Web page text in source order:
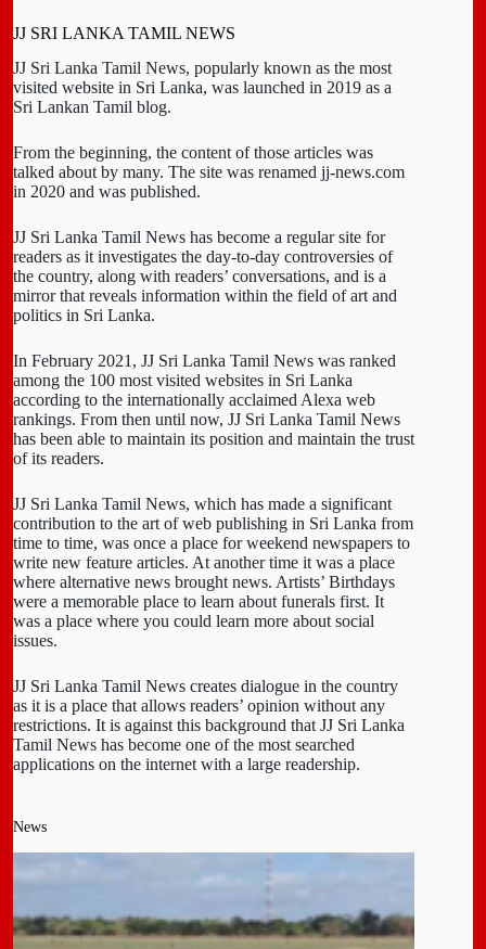
JJ SRI LANKA TAMIL NEWS
JJ Sri Lanka Tamil News, popularly known as the most
visited website in Sri Lanka, was launched in 2019 as a
Sri Lankan Tamil blog.
From the beginning, the content of those articles was
talked about by many. The site was renamed jj-news.com
in 2020 and was published.
JJ Sri Lanka Tamil News has become a regular site for
readers as it investigates the day-to-day controversies of
the country, along with readers’ conversations, and is a
mirror that reveals information within the field of art and
politics in Sri Lanka.
In February 2021, JJ Sri Lanka Tamil News was ranked
among the 100 most visited websites in Sri Lanka
according to the internationally acclaimed Alexa web
rankings. From then until now, JJ Sri Lanka Tamil News
has been able to maintain its position and maintain the trust
of its readers.
JJ Sri Lanka Tamil News, which has made a significant
contribution to the art of web publishing in Sri Lanka from
time to time, was once a place for weekend newspapers to
write new feature articles. At another time it was a place
where alternative news brought news. Artists’ Birthdays
were a memorable place to learn about funerals first. It
was a place where you could learn more about social
issues.
JJ Sri Lanka Tamil News creates dialogue in the country
as it is a place that allows readers’ opinion without any
restrictions. It is against this background that JJ Sri Lanka
Tamil News has become one of the most searched
applications on the internet with a large readership.
News